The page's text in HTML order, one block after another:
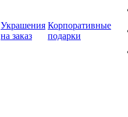
Украшения
на заказ
Корпоративные
подарки